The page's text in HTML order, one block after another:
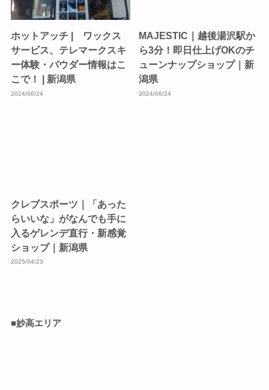
ホットアッチ | ワックス
サービス、テレマークスキ
ー体験・パウダー情報はこ
こで！ | 新潟県
2024/06/24
MAJESTIC｜越後湯沢駅か
ら3分！即日仕上げOKのチ
ューンナップショップ｜新
潟県
2024/06/24
クレブスポーツ｜「あった
らいいな」がなんでも手に
入るゲレンデ直行・新感覚
ショップ｜新潟県
2025/04/23
■妙高エリア